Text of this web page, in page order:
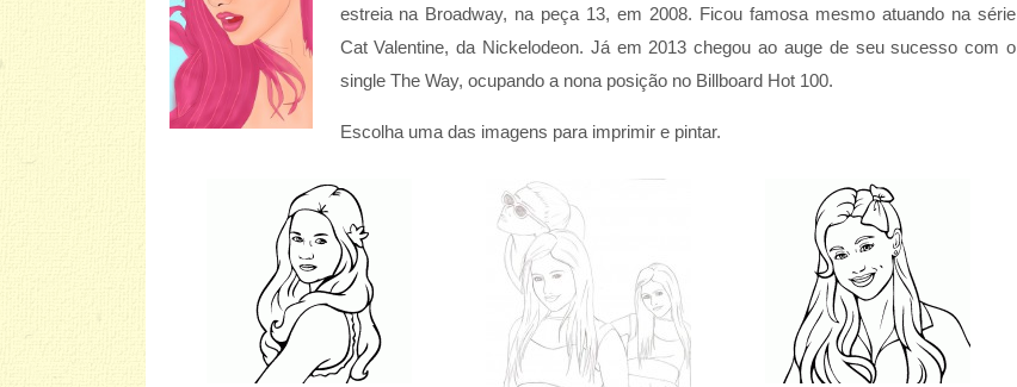
estreia na Broadway, na peça 13, em 2008. Ficou famosa mesmo atuando na série
Cat Valentine, da Nickelodeon. Já em 2013 chegou ao auge de seu sucesso com o
single The Way, ocupando a nona posição no Billboard Hot 100.
Escolha uma das imagens para imprimir e pintar.